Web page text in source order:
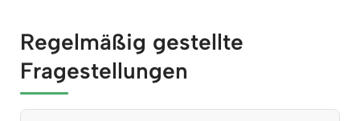
Regelmäßig gestellte
Fragestellungen